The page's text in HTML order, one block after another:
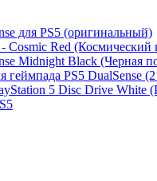
для PS5 (оригинальный)
Cosmic Red (Космический
Midnight Black (Черная
геймпада PS5 DualSense
5 Disc Drive White